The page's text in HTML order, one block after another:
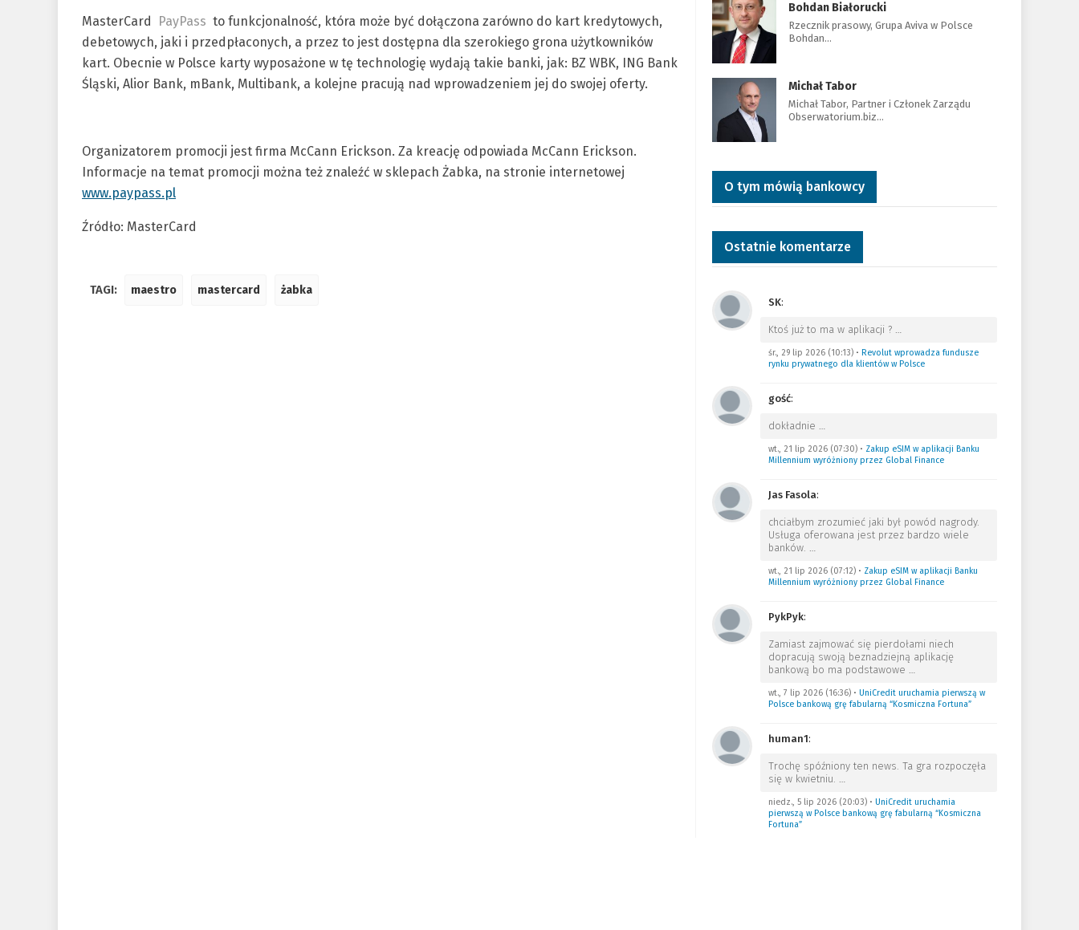
MasterCard PayPass to funkcjonalność, która może być dołączona zarówno do kart kredytowych,
debetowych, jaki i przedpłaconych, a przez to jest dostępna dla szerokiego grona użytkowników
kart. Obecnie w Polsce karty wyposażone w tę technologię wydają takie banki, jak: BZ WBK, ING Bank
Śląski, Alior Bank, mBank, Multibank, a kolejne pracują nad wprowadzeniem jej do swojej oferty.
Organizatorem promocji jest firma McCann Erickson. Za kreację odpowiada McCann Erickson.
Informacje na temat promocji można też znaleźć w sklepach Żabka, na stronie internetowej
www.paypass.pl
Źródło: MasterCard
TAGI: maestro mastercard żabka
Bohdan Białorucki
Rzecznik prasowy, Grupa Aviva w Polsce
Bohdan…
Michał Tabor
Michał Tabor, Partner i Członek Zarządu
Obserwatorium.biz…
O tym mówią bankowcy
Ostatnie komentarze
SK:
Ktoś już to ma w aplikacji ? …
śr., 29 lip 2026 (10:13)• Revolut wprowadza fundusze
rynku prywatnego dla klientów w Polsce
gość:
dokładnie …
wt., 21 lip 2026 (07:30)• Zakup eSIM w aplikacji Banku
Millennium wyróżniony przez Global Finance
Jas Fasola:
chciałbym zrozumieć jaki był powód nagrody.
Usługa oferowana jest przez bardzo wiele
banków. …
wt., 21 lip 2026 (07:12)• Zakup eSIM w aplikacji Banku
Millennium wyróżniony przez Global Finance
PykPyk:
Zamiast zajmować się pierdołami niech
dopracują swoją beznadziejną aplikację
bankową bo ma podstawowe …
wt., 7 lip 2026 (16:36)• UniCredit uruchamia pierwszą w
Polsce bankową grę fabularną “Kosmiczna Fortuna”
human1:
Trochę spóźniony ten news. Ta gra rozpoczęła
się w kwietniu. …
niedz., 5 lip 2026 (20:03)• UniCredit uruchamia
pierwszą w Polsce bankową grę fabularną “Kosmiczna
Fortuna”